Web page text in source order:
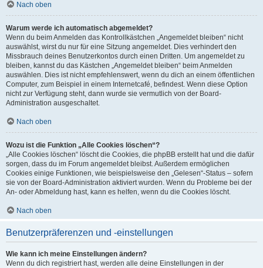
Nach oben
Warum werde ich automatisch abgemeldet?
Wenn du beim Anmelden das Kontrollkästchen „Angemeldet bleiben“ nicht
auswählst, wirst du nur für eine Sitzung angemeldet. Dies verhindert den
Missbrauch deines Benutzerkontos durch einen Dritten. Um angemeldet zu
bleiben, kannst du das Kästchen „Angemeldet bleiben“ beim Anmelden
auswählen. Dies ist nicht empfehlenswert, wenn du dich an einem öffentlichen
Computer, zum Beispiel in einem Internetcafé, befindest. Wenn diese Option
nicht zur Verfügung steht, dann wurde sie vermutlich von der Board-
Administration ausgeschaltet.
Nach oben
Wozu ist die Funktion „Alle Cookies löschen“?
„Alle Cookies löschen“ löscht die Cookies, die phpBB erstellt hat und die dafür
sorgen, dass du im Forum angemeldet bleibst. Außerdem ermöglichen
Cookies einige Funktionen, wie beispielsweise den „Gelesen“-Status – sofern
sie von der Board-Administration aktiviert wurden. Wenn du Probleme bei der
An- oder Abmeldung hast, kann es helfen, wenn du die Cookies löscht.
Nach oben
Benutzerpräferenzen und -einstellungen
Wie kann ich meine Einstellungen ändern?
Wenn du dich registriert hast, werden alle deine Einstellungen in der